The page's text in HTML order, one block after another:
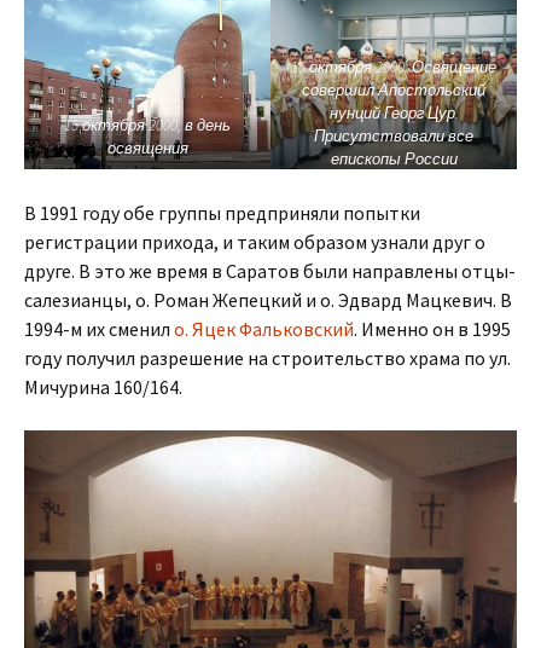
15 октября 2000, в день
освящения
15 октября 2000. Освящение
совершил Апостольский
нунций Георг Цур.
Присутствовали все
епископы России
В 1991 году обе группы предприняли попытки
регистрации прихода, и таким образом узнали друг о
друге. В это же время в Саратов были направлены отцы-
салезианцы, о. Роман Жепецкий и о. Эдвард Мацкевич. В
1994-м их сменил о. Яцек Фальковский. Именно он в 1995
году получил разрешение на строительство храма по ул.
Мичурина 160/164.